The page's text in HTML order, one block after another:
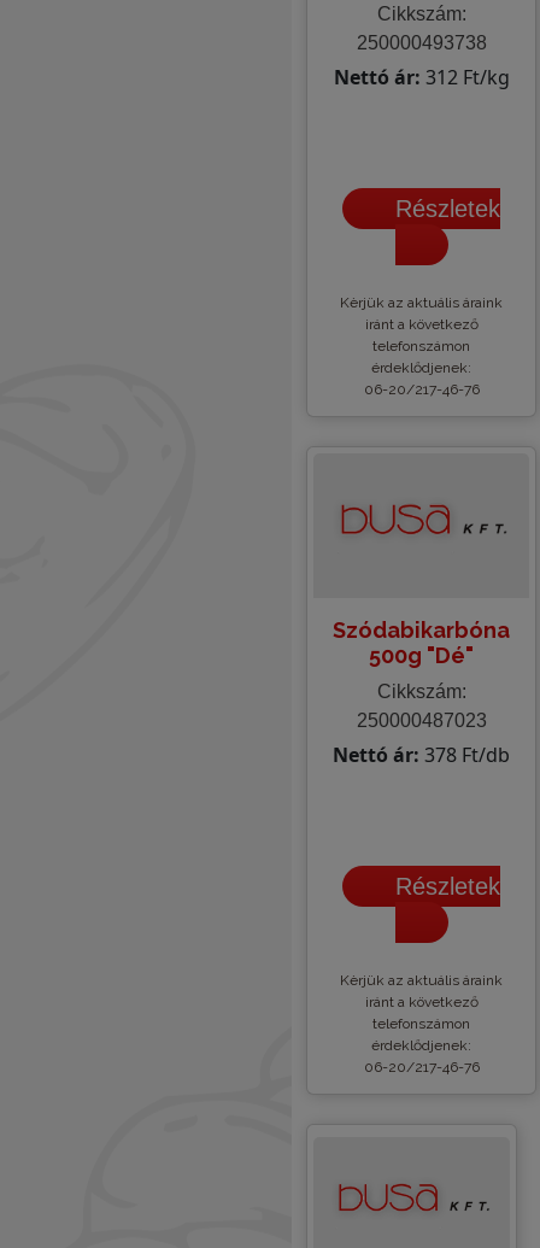
Cikkszám:
250000493738
Nettó ár: 312 Ft/kg
Részletek
Kèrjük az aktuális áraink
iránt a következő
telefonszámon
érdeklődjenek:
06-20/217-46-76
Szódabikarbóna
500g "Dé"
Cikkszám:
250000487023
Nettó ár: 378 Ft/db
Részletek
Kèrjük az aktuális áraink
iránt a következő
telefonszámon
érdeklődjenek:
06-20/217-46-76